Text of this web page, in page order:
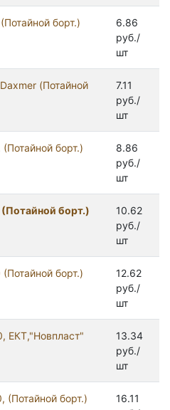
борт.)
6.86
руб./
шт
(Потайной
7.11
руб./
шт
борт.)
8.86
руб./
шт
борт.)
10.62
руб./
шт
борт.)
12.62
руб./
шт
ЕКТ,"Новпласт"
13.34
руб./
шт
борт.)
16.11